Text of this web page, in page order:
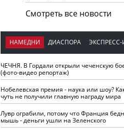
Смотреть все новости
НАМЕДНИ ДИАСПОРА
ЧЕЧНЯ. В Гордали открыли чеченскую
(фото-видео репортаж)
Нобелевская премия - наука или шоу?
чуть не получили главную награду мира
Лувр ограбили, потому что Франция
мышь - деньги ушли на Зеленского